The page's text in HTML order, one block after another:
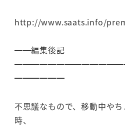
http://www.saats.info/
━━編集後記
━━━━━━
不思議なもので、移動中や
時、